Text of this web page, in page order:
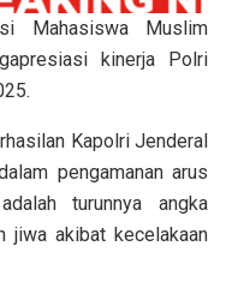
Mahasiswa Muslim
kinerja Polri
Kapolri Jenderal
pengamanan arus
turunnya angka
jiwa akibat kecelakaan